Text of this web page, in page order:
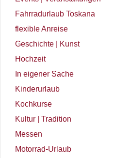
Fahrradurlaub Toskana
flexible Anreise
Geschichte | Kunst
Hochzeit
In eigener Sache
Kinderurlaub
Kochkurse
Kultur | Tradition
Messen
Motorrad-Urlaub